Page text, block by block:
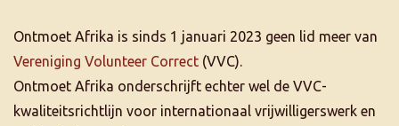
Ontmoet Afrika is sinds 1 januari 2023 geen lid meer van
Vereniging Volunteer Correct (VVC).
Ontmoet Afrika onderschrijft echter wel de VVC-
kwaliteitsrichtlijn voor internationaal vrijwilligerswerk en